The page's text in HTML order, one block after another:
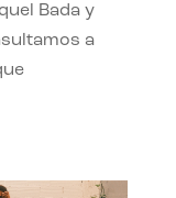
Bada y
a